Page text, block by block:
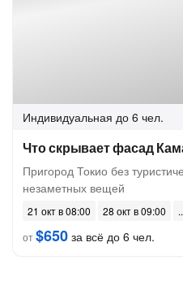
Индивидуальная до 6 чел.
Что скрывает фасад
Пригород Токио без
незаметных вещей
21 окт в 08:00
28 окт в 09:00
от$650 за всё до 6 чел.